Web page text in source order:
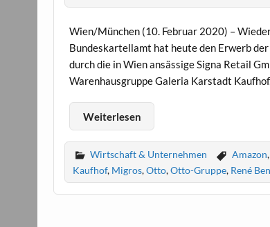
Wien/München (10. Februar 2020) –
Bundeskartellamt hat heute den Erwerb
durch die in Wien ansässige Signa Retail
Warenhausgruppe Galeria Karstadt
Weiterlesen
Wirtschaft & Unternehmen Amazon,
Kaufhof, Migros,Otto,Otto-Gruppe, René